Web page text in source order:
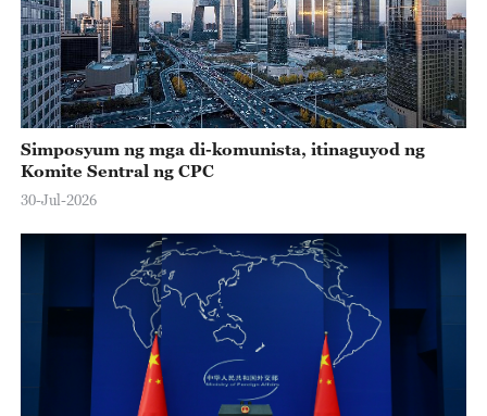
Simposyum ng mga di-komunista, itinaguyod ng
Komite Sentral ng CPC
30-Jul-2026